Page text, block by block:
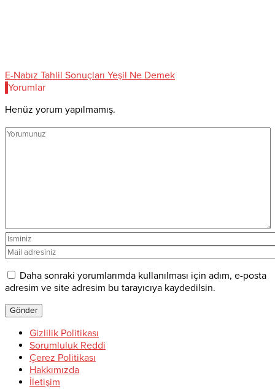
E-Nabız Tahlil Sonuçları Yeşil Ne Demek
Yorumlar
Henüz yorum yapılmamış.
Daha sonraki yorumlarımda kullanılması için adım, e-posta
adresim ve site adresim bu tarayıcıya kaydedilsin.
Gizlilik Politikası
Sorumluluk Reddi
Çerez Politikası
Hakkımızda
İletişim